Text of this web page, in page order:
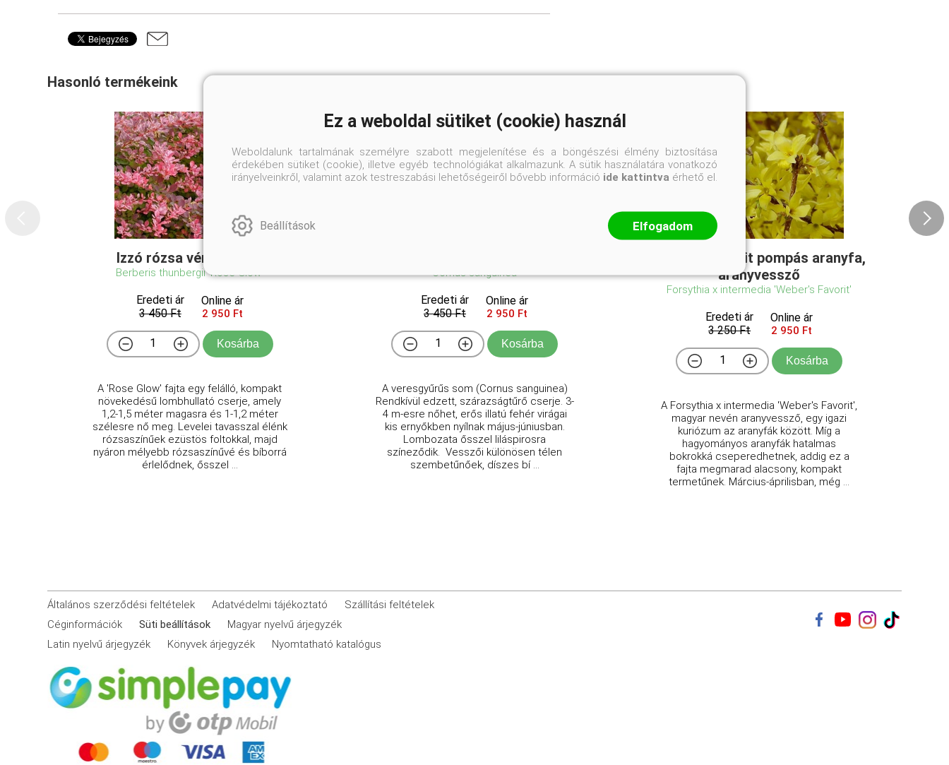
Hasonló termékeink
Izzó rózsa vérborbolya
Berberis thunbergii 'Rose Glow'
Eredeti ár
3 450 Ft
Online ár
2 950 Ft
Kosárba
A 'Rose Glow' fajta egy felálló, kompakt
növekedésű lombhullató cserje, amely
1,2-1,5 méter magasra és 1-1,2 méter
szélesre nő meg. Levelei tavasszal élénk
rózsaszínűek ezüstös foltokkal, majd
nyáron mélyebb rózsaszínűvé és bíborrá
érlelődnek, ősszel ...
Cornus sanguinea
Eredeti ár
3 450 Ft
Online ár
2 950 Ft
Kosárba
A veresgyűrűs som (Cornus sanguinea)
Rendkívül edzett, szárazságtűrő cserje. 3-
4 m-esre nőhet, erős illatú fehér virágai
kis ernyőkben nyílnak május-júniusban.
Lombozata ősszel liláspirosra
színeződik. Vesszői különösen télen
szembetűnőek, díszes bí ...
Weber's Favorit pompás aranyfa,
aranyvessző
Forsythia x intermedia 'Weber's Favorit'
Eredeti ár
3 250 Ft
Online ár
2 950 Ft
Kosárba
A Forsythia x intermedia 'Weber's Favorit',
magyar nevén aranyvessző, egy igazi
kuriózum az aranyfák között. Míg a
hagyományos aranyfák hatalmas
bokrokká cseperedhetnek, addig ez a
fajta megmarad alacsony, kompakt
termetűnek. Március-áprilisban, még ...
Általános szerződési feltételek Adatvédelmi tájékoztató
Szállítási feltételek
Céginformációk
Süti beállítások
Magyar nyelvű árjegyzék
Latin nyelvű árjegyzék
Könyvek árjegyzék Nyomtatható katalógus
Ez a weboldal sütiket (cookie) használ
Weboldalunk tartalmának személyre szabott megjelenítése és a böngészési élmény biztosítása
érdekében sütiket (cookie), illetve egyéb technológiákat alkalmazunk. A sütik használatára vonatkozó
irányelveinkről, valamint azok testreszabási lehetőségeiről bővebb információ ide kattintva érhető el.
Beállítások Elfogadom